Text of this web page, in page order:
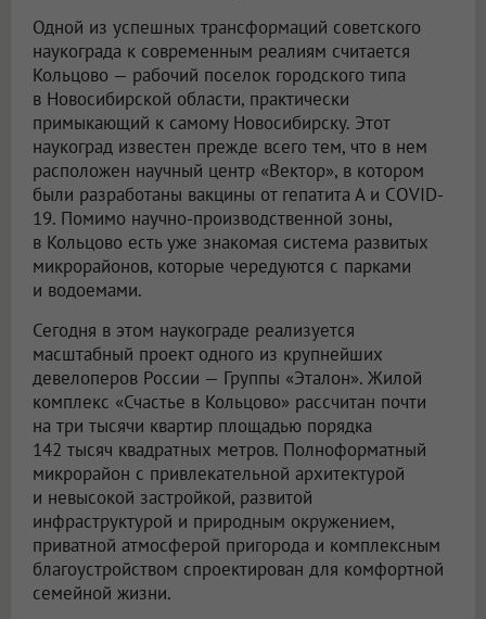
Одной из успешных трансформаций советского
наукограда к современным реалиям считается
Кольцово — рабочий поселок городского типа
в Новосибирской области, практически
примыкающий к самому Новосибирску. Этот
наукоград известен прежде всего тем, что в нем
расположен научный центр «Вектор», в котором
были разработаны вакцины от гепатита А и COVID-
19. Помимо научно-производственной зоны,
в Кольцово есть уже знакомая система развитых
микрорайонов, которые чередуются с парками
и водоемами.
Сегодня в этом наукограде реализуется
масштабный проект одного из крупнейших
девелоперов России — Группы «Эталон». Жилой
комплекс «Счастье в Кольцово» рассчитан почти
на три тысячи квартир площадью порядка
142 тысяч квадратных метров. Полноформатный
микрорайон с привлекательной архитектурой
и невысокой застройкой, развитой
инфраструктурой и природным окружением,
приватной атмосферой пригорода и комплексным
благоустройством спроектирован для комфортной
семейной жизни.